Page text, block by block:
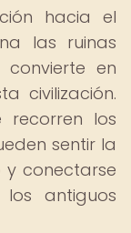
hacia el
las ruinas
en
civilización.
recorren los
sentir la
conectarse
antiguos